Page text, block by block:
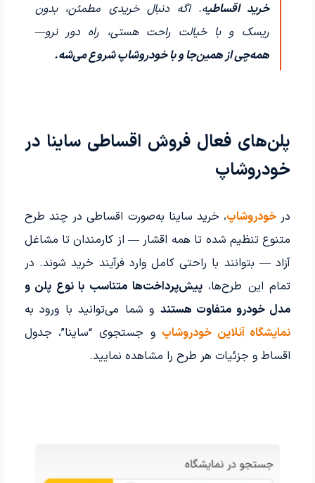
خرید اقساطیه. اگه دنبال خریدی مطمئن، بدون
ریسک و با خیالت راحت هستی، راه دور نرو—
همه‌چی از همین‌جا و با خودروشاپ شروع می‌شه.
پلن‌های فعال فروش اقساطی ساینا در
خودرو‌شاپ
در خودرو‌شاپ، خرید ساینا به‌صورت اقساطی در چند طرح
متنوع تنظیم شده تا همه اقشار — از کارمندان تا مشاغل
آزاد — بتوانند با راحتی کامل وارد فرآیند خرید شوند. در
تمام این طرح‌ها،پیش‌پرداخت‌ها متناسب با نوع پلن و
مدل خودرو متفاوت هستند و شما می‌توانید با ورود به
نمایشگاه آنلاین خودرو‌شاپ و جستجوی “ساینا”، جدول
اقساط و جزئیات هر طرح را مشاهده نمایید.